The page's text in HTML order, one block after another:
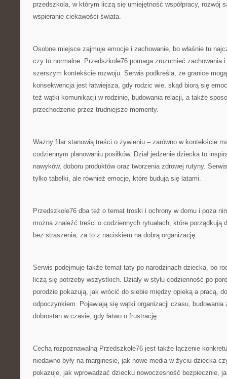
przedszkola, w którym liczą się umiejętność współpracy, rozwój
wspieranie ciekawości świata.
Osobne miejsce zajmuje emocje i zachowanie, bo właśnie tu
czy to normalne. Przedszkole76 pomaga zrozumieć zachowania
szerszym kontekście rozwoju. Serwis podkreśla, że granice
konsekwencja jest łatwiejsza, gdy rodzic wie, skąd biorą się
też wątki komunikacji w rodzinie, budowania relacji, a także
przechodzenie przez trudniejsze momenty.
Ważny filar stanowią treści o żywieniu – zarówno w kontekście
codziennym planowaniu posiłków. Dział jedzenie dziecka to
nawyków, doboru produktów oraz tworzenia zdrowej rutyny.
tylko tabelki, ale również emocje, które budują się latami.
Przedszkole76 dba też o temat troski i ochrony w domu i poza
można znaleźć treści o codziennych rytuałach, które porządkują
bez straszenia, za to z naciskiem na dobrą organizację.
Serwis podejmuje także temat taty po narodzinach dziecka, bo
liczą się potrzeby wszystkich. Działy w stylu codzienność po
porodzie pokazują, jak wrócić do siebie między opieką a pracą,
odpoczynkiem. Pojawiają się wątki organizacji czasu, budowania
dobrostan w czasie, gdy łatwo o frustrację.
Cechą rozpoznawalną Przedszkole76 jest także łączenie
niedawno były na marginesie, jak nowe media w życiu dziecka
pokazuje, jak wprowadzać dziecku nowoczesność bezpiecznie,